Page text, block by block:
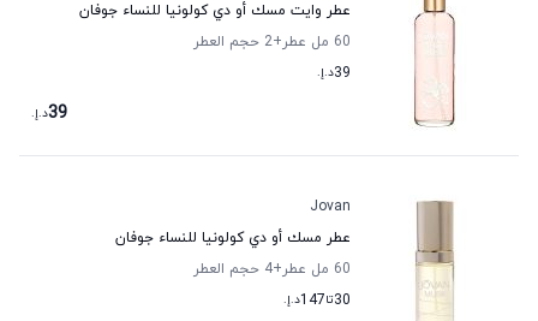
عطر وايت مسك أو دي كولونيا للنساء جوفان
60 مل عطر
+2
حجم العطر
39د.إ.
39د.إ.
Jovan
عطر مسك أو دي كولونيا للنساء جوفان
60 مل عطر
+4
حجم العطر
30تا147د.إ.